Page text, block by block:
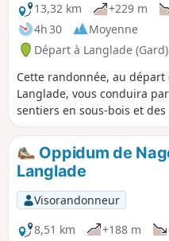
13,32 km
+229 m
4h 30
Moyenne
Départ à Langlade (Gard)
Cette randonnée, au départ
Langlade, vous conduira
sentiers en sous-bois et des
à la découverte des
ces abris et murs en pierres
typiques de la garrigue
Oppidum de
Langlade
Visorandonneur
8,51 km
+188 m